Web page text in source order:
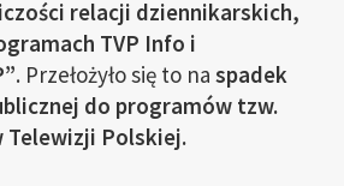
relacji dziennikarskich,
TVP Info i
. Przełożyło się to na spadek
do programów tzw.
Telewizji Polskiej.